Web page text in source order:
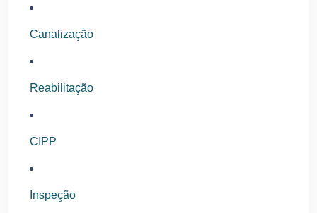
Canalização
Reabilitação
CIPP
Inspeção